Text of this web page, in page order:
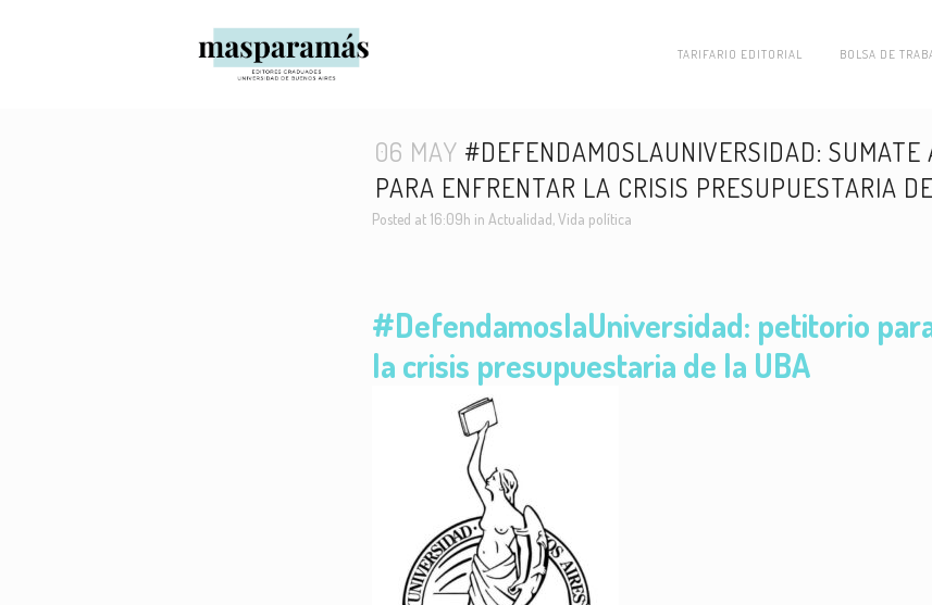
TARIFARIO EDITORIAL BOLSA DE
06 MAY #DEFENDAMOSLAUNIVERSIDAD: SUMATE
PARA ENFRENTAR LA CRISIS PRESUPUESTARIA
Posted at 16:09h in Actualidad,Vida política
#DefendamoslaUniversidad: petitorio
la crisis presupuestaria de la UBA